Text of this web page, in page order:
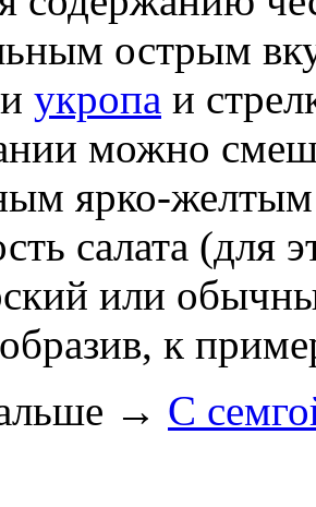
острым
укропа и
можно
ярко-желтым
салата (для
или
к
→ С